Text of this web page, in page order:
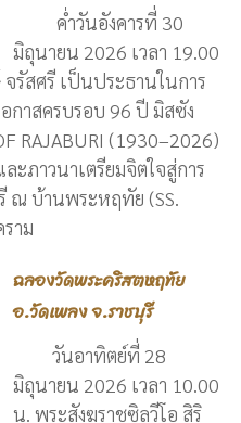
ค่ำวันอังคารที่ 30
มิถุนายน 2026 เวลา 19.00
รัสศรี เป็นประธานในการ
กาสครบรอบ 96 ปี มิสซัง
RAJABURI (1930–2026)
ภาวนาเตรียมจิตใจสู่การ
ณ บ้านพระหฤทัย (SS.
าม
ฉลองวัดพระคริสตหฤทัย
อ.วัดเพลง จ.ราชบุรี
วันอาทิตย์ที่ 28
มิถุนายน 2026 เวลา 10.00
น. พระสังฆราชซิลวีโอ สิริ